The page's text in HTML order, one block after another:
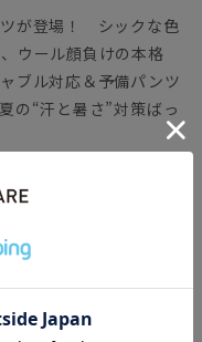
ツが登場！ シックな色
ウール顔負けの本格
ブル対応＆予備パンツ
の“汗と暑さ”対策ばっ
（CH22）
ャープなテーパードパ
モデル。モダンなシル